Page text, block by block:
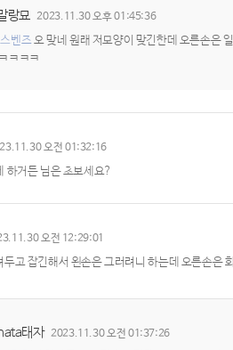
랑묘 2023.11.30 오후 01:45:36
벤즈오 맞네 원래 저모양이 맞긴한데 오른손은
ㅋㅋㅋ
오전 01:32:16
하거든 님은 초보세요?
오전 12:29:01
고 잡긴해서 왼손은 그러려니 하는데 오른손은
태자 2023.11.30 오전 01:37:26